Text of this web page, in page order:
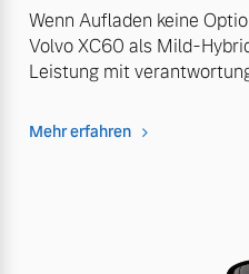
Wenn Aufladen keine
Volvo XC60 als Mild-
Leistung mit
Mehr erfahren